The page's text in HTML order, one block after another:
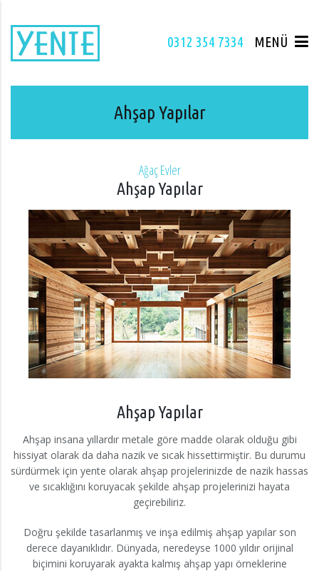
MENÜ
0312 354 7334
Ahşap Yapılar
Ağaç Evler
Ahşap Yapılar
Ahşap Yapılar
Ahşap insana yıllardır metale göre madde olarak olduğu gibi
hissiyat olarak da daha nazik ve sıcak hissettirmiştir. Bu durumu
sürdürmek için yente olarak ahşap projelerinizde de nazik hassas
ve sıcaklığını koruyacak şekilde ahşap projelerinizi hayata
geçirebiliriz.
Doğru şekilde tasarlanmış ve inşa edilmiş ahşap yapılar son
derece dayanıklıdır. Dünyada, neredeyse 1000 yıldır orijinal
biçimini koruyarak ayakta kalmış ahşap yapı örneklerine